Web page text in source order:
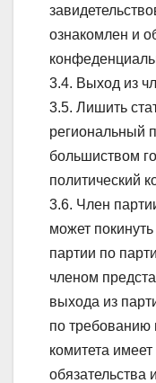
ознакомлен и
3.4. Выход из
3.5. Лишить
региональный
большиством
политический
3.6. Член
может
партии по
членом
выхода из
по требованию
комитета
обязательства